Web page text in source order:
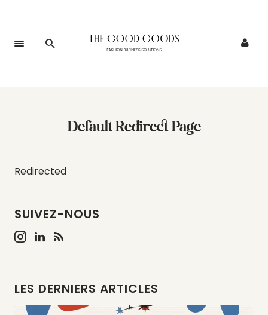
Default Redirect Page
Redirected
SUIVEZ-NOUS
LES DERNIERS ARTICLES